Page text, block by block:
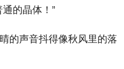
的晶体！”
的声音抖得像秋风里的落